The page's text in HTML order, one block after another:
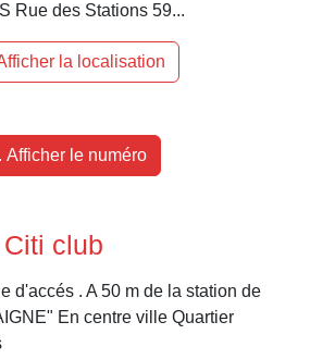
Rue des Stations 59...
la localisation
Afficher le numéro
club
d'accés . A 50 m de la station de
En centre ville Quartier